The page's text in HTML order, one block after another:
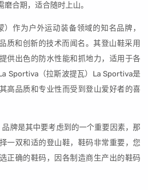
合期，适合随时上山。
作为户外运动装备领域的知名品牌，
质和创新的技术而闻名。其登山鞋采用
供出色的防水性能和抓地力，适用于各
Sportiva（拉斯波提瓦）La Sportiva是
高品质和专业性而受到登山爱好者的喜
牌是其中要考虑到的一个重要因素，那
一双和适的登山鞋，鞋码非常重要，您
正确的鞋码，因各制造商生产出的鞋码